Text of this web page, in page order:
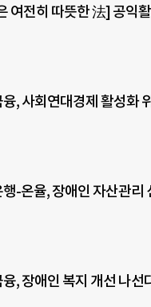
여전히 따뜻한 法] 공익
, 사회연대경제 활성화
-온율, 장애인 자산관리
, 장애인 복지 개선 나